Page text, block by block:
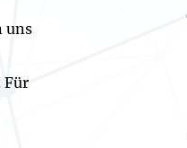
uns
Für